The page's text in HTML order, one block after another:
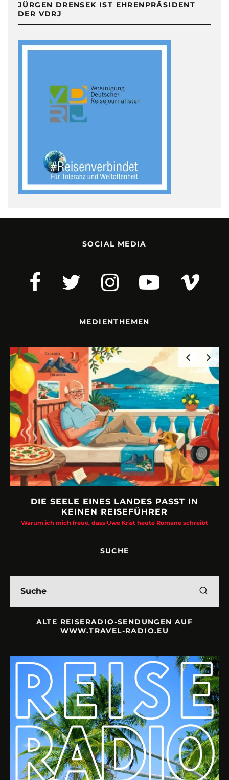
JÜRGEN DRENSEK IST EHRENPRÄSIDENT
DER VDRJ
SOCIAL MEDIA
MEDIENTHEMEN
DIE SEELE EINES LANDES PASST IN
KEINEN REISEFÜHRER
Warum ich mich freue, dass Uwe Krist heute Romane schreibt
SUCHE
ALTE REISERADIO-SENDUNGEN AUF
WWW.TRAVEL-RADIO.EU